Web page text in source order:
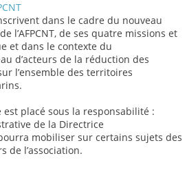
dans le cadre du nouveau
l’AFPCNT, de ses quatre missions et
et dans le contexte du
d’acteurs de la réduction des
l’ensemble des territoires
placé sous la responsabilité :
de la Directrice
mobiliser sur certains sujets des
de l’association.